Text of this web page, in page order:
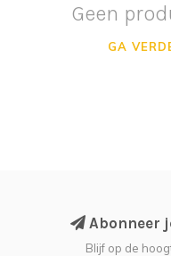
Geen
GA
Abonneer
Blijf op de